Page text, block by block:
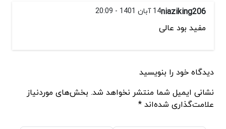
niaziking20614 آبان 1401 - 20:09
مفید بود عالی
دیدگاه خود را بنویسید
نشانی ایمیل شما منتشر نخواهد شد. بخش‌های موردنیاز
علامت‌گذاری شده‌اند *